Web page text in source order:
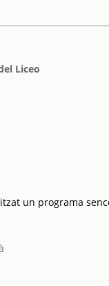
Liceo
un programa